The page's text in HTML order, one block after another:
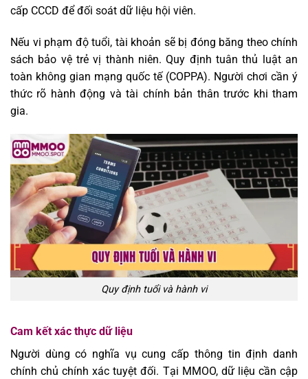
cấp CCCD để đối soát dữ liệu hội viên.
Nếu vi phạm độ tuổi, tài khoản sẽ bị đóng băng theo chính
sách bảo vệ trẻ vị thành niên. Quy định tuân thủ luật an
toàn không gian mạng quốc tế (COPPA). Người chơi cần ý
thức rõ hành động và tài chính bản thân trước khi tham
gia.
Quy định tuổi và hành vi
Cam kết xác thực dữ liệu
Người dùng có nghĩa vụ cung cấp thông tin định danh
chính chủ chính xác tuyệt đối. Tại MMOO, dữ liệu cần cập